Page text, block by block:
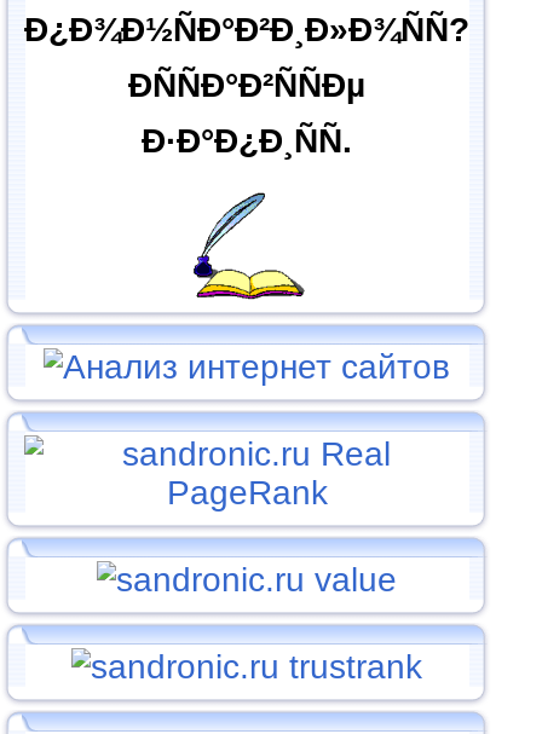
Ð¿Ð¾Ð½ÑÐ°Ð²Ð¸Ð»Ð¾ÑÑ?
ÐÑÑÐ°Ð²ÑÑÐµ
Ð·Ð°Ð¿Ð¸ÑÑ.